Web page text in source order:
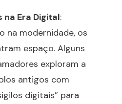
na Era Digital:
na modernidade, os
espaço. Alguns
exploram a
antigos com
digitais” para